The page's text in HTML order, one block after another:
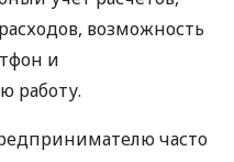
возможность
и
работу.
часто